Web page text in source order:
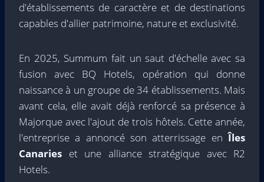
d'établissements de caractère et de destinations
capables d'allier patrimoine, nature et exclusivité.
En 2025, Summum fait un saut d'échelle avec sa
fusion avec BQ Hotels, opération qui donne
naissance à un groupe de 34 établissements. Mais
avant cela, elle avait déjà renforcé sa présence à
Majorque avec l'ajout de trois hôtels. Cette année,
l'entreprise a annoncé son atterrissage en Îles
Canaries et une alliance stratégique avec R2
Hotels.